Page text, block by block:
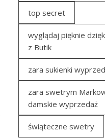
top secret
wyglądaj pięknie
z Butik
zara sukienki
zara swetrym
damskie wyprzedaż
świąteczne swetry